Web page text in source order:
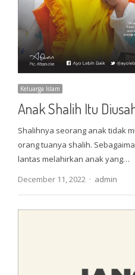
Keluarga Islam
Anak Shalih Itu
Shalihnya seorang anak tidak
orang tuanya shalih.
lantas melahirkan anak yang…
December 11, 2022
Author
admin